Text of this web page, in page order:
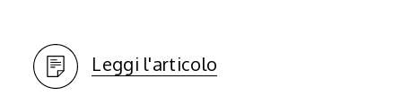
Leggi l'articolo